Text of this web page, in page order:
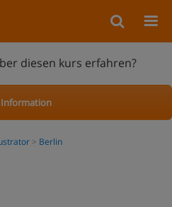
diesen kurs erfahren?
Berlin